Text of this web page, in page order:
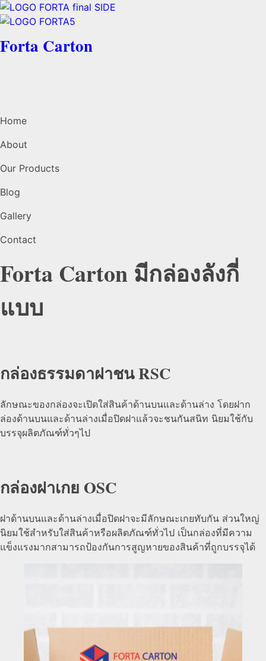
Forta Carton
Home
About
Our Products
Blog
Gallery
Contact
Forta Carton มีกล่องลังกี่
แบบ
กล่องธรรมดาฝาชน RSC
ลักษณะของกล่องจะเปิดใส่สินค้าด้านบนและด้านล่าง โดยฝาก
ล่องด้านบนและด้านล่างเมื่อปิดฝาแล้วจะชนกันสนิท นิยมใช้กับ
บรรจุผลิตภัณฑ์ทั่วๆไป
กล่องฝาเกย OSC
ฝาด้านบนและด้านล่างเมื่อปิดฝาจะมีลักษณะเกยทับกัน ส่วนใหญ่
นิยมใช้สำหรับใส่สินค้าหรือผลิตภัณฑ์ทั่วไป เป็นกล่องที่มีความ
แข็งแรงมากสามารถป้องกันการสูญหายของสินค้าที่ถูกบรรจุได้